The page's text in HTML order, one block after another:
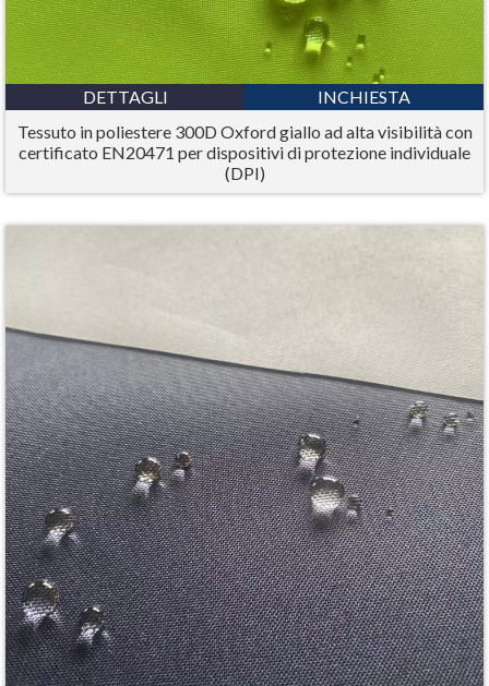
DETTAGLI
INCHIESTA
Tessuto in poliestere 300D Oxford giallo ad alta visibilità con
certificato EN20471 per dispositivi di protezione individuale
(DPI)